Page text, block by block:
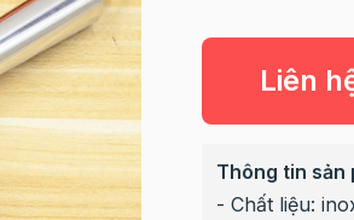
Liên
Thông tin sản
- Chất liệu: